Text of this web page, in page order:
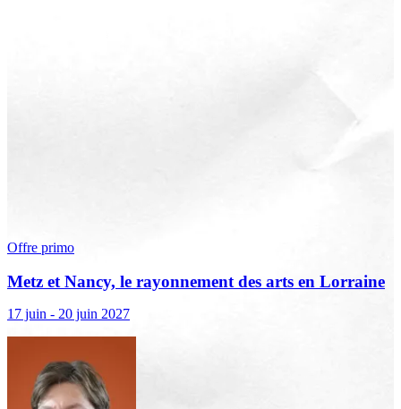
Offre primo
Metz et Nancy, le rayonnement des arts en Lorraine
17 juin - 20 juin 2027